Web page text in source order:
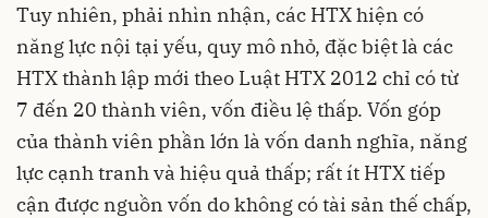
Tuy nhiên, phải nhìn nhận, các HTX hiện có
năng lực nội tại yếu, quy mô nhỏ, đặc biệt là các
HTX thành lập mới theo Luật HTX 2012 chỉ có từ
7 đến 20 thành viên, vốn điều lệ thấp. Vốn góp
của thành viên phần lớn là vốn danh nghĩa, năng
lực cạnh tranh và hiệu quả thấp; rất ít HTX tiếp
cận được nguồn vốn do không có tài sản thế chấp,